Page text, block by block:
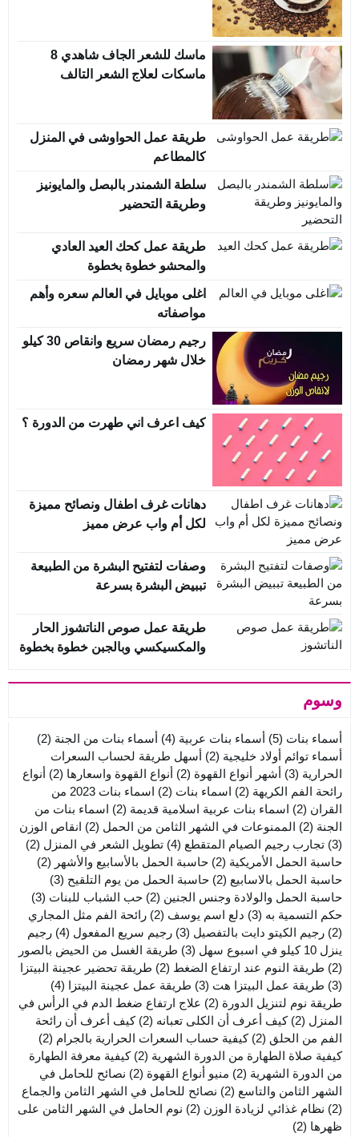
ماسك للشعر الجاف شاهدي 8
ماسكات لعلاج الشعر التالف
طريقة عمل الحواوشى في المنزل
كالمطاعم
سلطة الشمندر بالبصل والمايونيز
وطريقة التحضير
طريقة عمل كحك العيد العادي
والمحشو خطوة بخطوة
اغلى موبايل في العالم سعره وأهم
مواصفاته
رجيم رمضان سريع وانقاص 30 كيلو
خلال شهر رمضان
كيف اعرف اني طهرت من الدورة ؟
دهانات غرف اطفال ونصائح مميزة
لكل أم واب عرض مميز
وصفات لتفتيح البشرة من الطبيعة
تببيض البشرة بسرعة
طريقة عمل صوص الناتشوز الحار
والمكسيكسي وبالجبن خطوة بخطوة
وسوم
أسماء بنات (5) أسماء بنات عربية (4) أسماء بنات من الجنة (2)
أسماء توائم أولاد خليجية (2)
أسهل طريقة لحساب السعرات
الحرارية (3) أشهر أنواع القهوة (2) أنواع القهوة واسعارها (2)
أنواع
رائحة الفم الكريهة (2) اسماء بنات (2)
اسماء بنات 2023 من
القران (2) اسماء بنات عربية اسلامية قديمة (2)
اسماء بنات من
الجنة (2) الممنوعات في الشهر الثامن من الحمل (2)
انقاص الوزن
(3)
تجارب رجيم الصيام المتقطع (4) تطويل الشعر في المنزل (2)
حاسبة الحمل الأمريكية (2) حاسبة الحمل بالأسابيع والأشهر (2)
حاسبة الحمل بالاسابيع (2) حاسبة الحمل من يوم التلقيح (3)
حاسبة الحمل والولادة وجنس الجنين (2) حب الشباب للبنات (3)
حكم التسمية به (3) دلع اسم يوسف (2)
رائحة الفم مثل المجاري
(2)
رجيم الكيتو دايت بالتفصيل (3) رجيم سريع المفعول (4)
رجيم
ينزل 10 كيلو في اسبوع سهل
(3)
طريقة الغسل من الحيض بالصور
(2)
طريقة النوم عند ارتفاع الضغط (2)
طريقة تحضير عجينة البيتزا
(3)
طريقة عمل البيتزا هت (3) طريقة عمل عجينة البيتزا (4)
طريقة نوم لتنزيل الدورة (2)
علاج ارتفاع ضغط الدم في الرأس في
المنزل (2) كيف أعرف أن الكلى تعبانه (2)
كيف أعرف أن رائحة
الفم من الحلق (2) كيفية حساب السعرات الحرارية بالجرام (2)
كيفية صلاة الطهارة من الدورة الشهرية (2)
كيفية معرفة الطهارة
من الدورة الشهرية (2) منيو أنواع القهوة (2)
نصائح للحامل في
الشهر الثامن والتاسع (2)
نصائح للحامل في الشهر الثامن والجماع
(2)
نظام غذائي لزيادة الوزن (2)
نوم الحامل في الشهر الثامن على
ظهرها (2)